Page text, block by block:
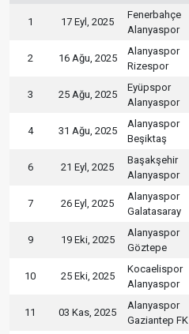
1 17 Eyl, 2025
Fenerbahçe
Alanyaspor
2 16 Ağu, 2025
Alanyaspor
Rizespor
3 25 Ağu, 2025
Eyüpspor
Alanyaspor
4 31 Ağu, 2025
Alanyaspor
Beşiktaş
6 21 Eyl, 2025
Başakşehir
Alanyaspor
7 26 Eyl, 2025
Alanyaspor
Galatasaray
9 19 Eki, 2025
Alanyaspor
Göztepe
10 25 Eki, 2025
Kocaelispor
Alanyaspor
11 03 Kas, 2025
Alanyaspor
Gaziantep FK